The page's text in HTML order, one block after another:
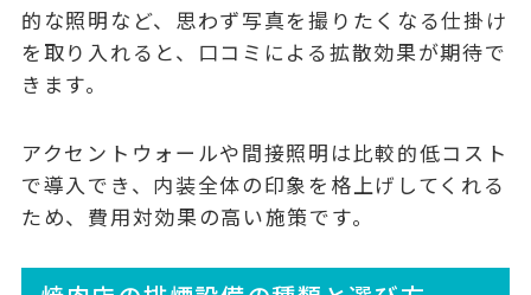
的な照明 など、思わず写真を撮りたくなる仕掛け
を取り入れると、口コミによる拡散効果が期待で
きます。
アクセントウォールや間接照明は比較的低コスト
で導入でき、内装全体の印象を格上げしてくれる
ため、費用対効果の高い施策です。